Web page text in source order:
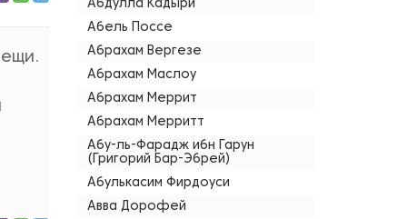
Абдулла Кадыри
Абель Поссе
Абрахам Вергезе
Абрахам Маслоу
Абрахам Меррит
Абрахам Мерритт
Абу-ль-Фарадж ибн Гарун
(Григорий Бар-Эбрей)
Абулькасим Фирдоуси
Авва Дорофей